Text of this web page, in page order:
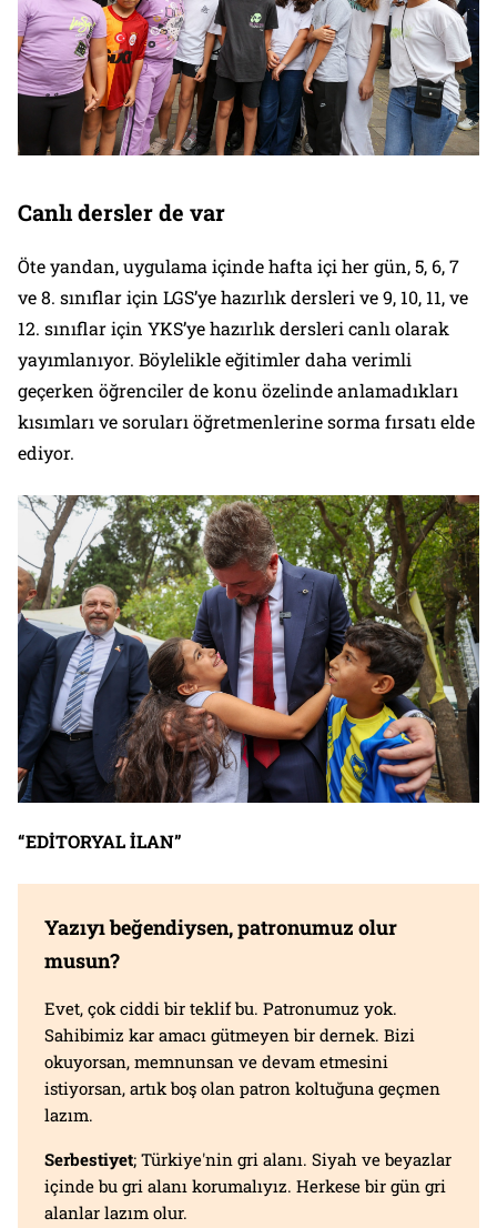
Canlı dersler de var
Öte yandan, uygulama içinde hafta içi her gün, 5, 6, 7
ve 8. sınıflar için LGS’ye hazırlık dersleri ve 9, 10, 11, ve
12. sınıflar için YKS’ye hazırlık dersleri canlı olarak
yayımlanıyor. Böylelikle eğitimler daha verimli
geçerken öğrenciler de konu özelinde anlamadıkları
kısımları ve soruları öğretmenlerine sorma fırsatı elde
ediyor.
“EDİTORYAL İLAN”
Yazıyı beğendiysen, patronumuz olur
musun?
Evet, çok ciddi bir teklif bu. Patronumuz yok.
Sahibimiz kar amacı gütmeyen bir dernek. Bizi
okuyorsan, memnunsan ve devam etmesini
istiyorsan, artık boş olan patron koltuğuna geçmen
lazım.
Serbestiyet; Türkiye'nin gri alanı. Siyah ve beyazlar
içinde bu gri alanı korumalıyız. Herkese bir gün gri
alanlar lazım olur.